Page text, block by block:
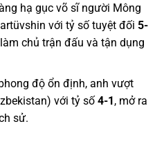
hạ gục võ sĩ người Mông
với tỷ số tuyệt đối 5-
chủ trận đấu và tận dụng
độ ổn định, anh vượt
với tỷ số4-1, mở ra
sử.